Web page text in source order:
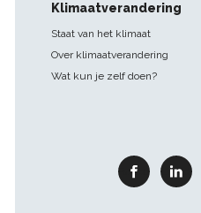
Klimaatverandering
Staat van het klimaat
Over klimaatverandering
Wat kun je zelf doen?
Facebook Linkedin